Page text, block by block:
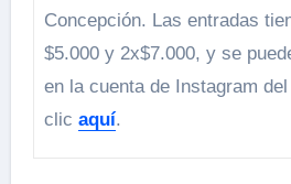
Concepción. Las entradas
$5.000 y 2x$7.000, y se
en la cuenta de Instagram
clic aquí.